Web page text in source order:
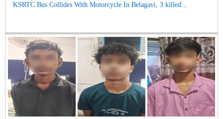
KSRTC Bus Collides With Motorcycle In Belagavi, 3 killed...